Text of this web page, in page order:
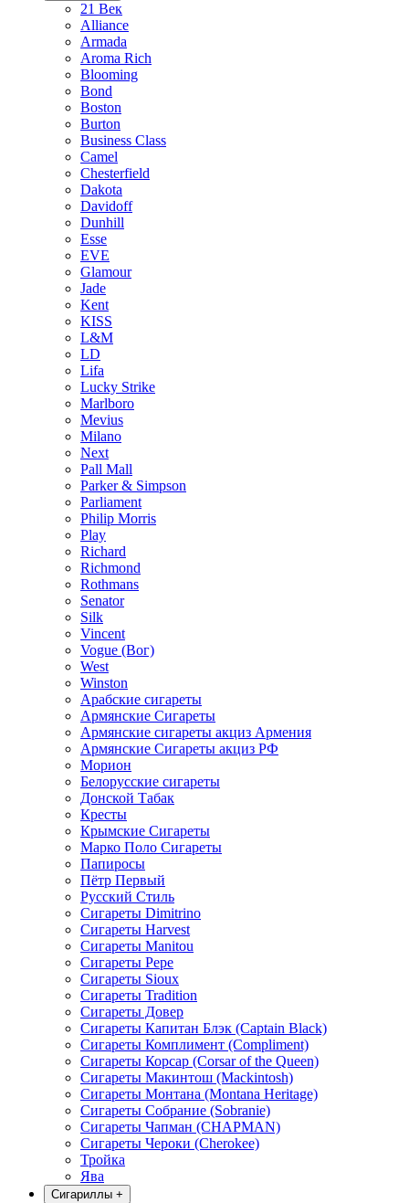
21 Век
Alliance
Armada
Aroma Rich
Blooming
Bond
Boston
Burton
Business Class
Camel
Chesterfield
Dakota
Davidoff
Dunhill
Esse
EVE
Glamour
Jade
Kent
KISS
L&M
LD
Lifa
Lucky Strike
Marlboro
Mevius
Milano
Next
Pall Mall
Parker & Simpson
Parliament
Philip Morris
Play
Richard
Richmond
Rothmans
Senator
Silk
Vincent
Vogue (Вог)
West
Winston
Арабские сигареты
Армянские Сигареты
Армянские сигареты акциз Армения
Армянские Сигареты акциз РФ
Морион
Белорусские сигареты
Донской Табак
Кресты
Крымские Сигареты
Марко Поло Сигареты
Папиросы
Пётр Первый
Русский Стиль
Сигареты Dimitrino
Сигареты Harvest
Сигареты Manitou
Сигареты Pepe
Сигареты Sioux
Сигареты Tradition
Сигареты Довер
Сигареты Капитан Блэк (Captain Black)
Сигареты Комплимент (Compliment)
Сигареты Корсар (Corsar of the Queen)
Сигареты Макинтош (Mackintosh)
Сигареты Монтана (Montana Heritage)
Сигареты Собрание (Sobranie)
Сигареты Чапман (CHAPMAN)
Сигареты Чероки (Cherokee)
Тройка
Ява
Сигариллы +